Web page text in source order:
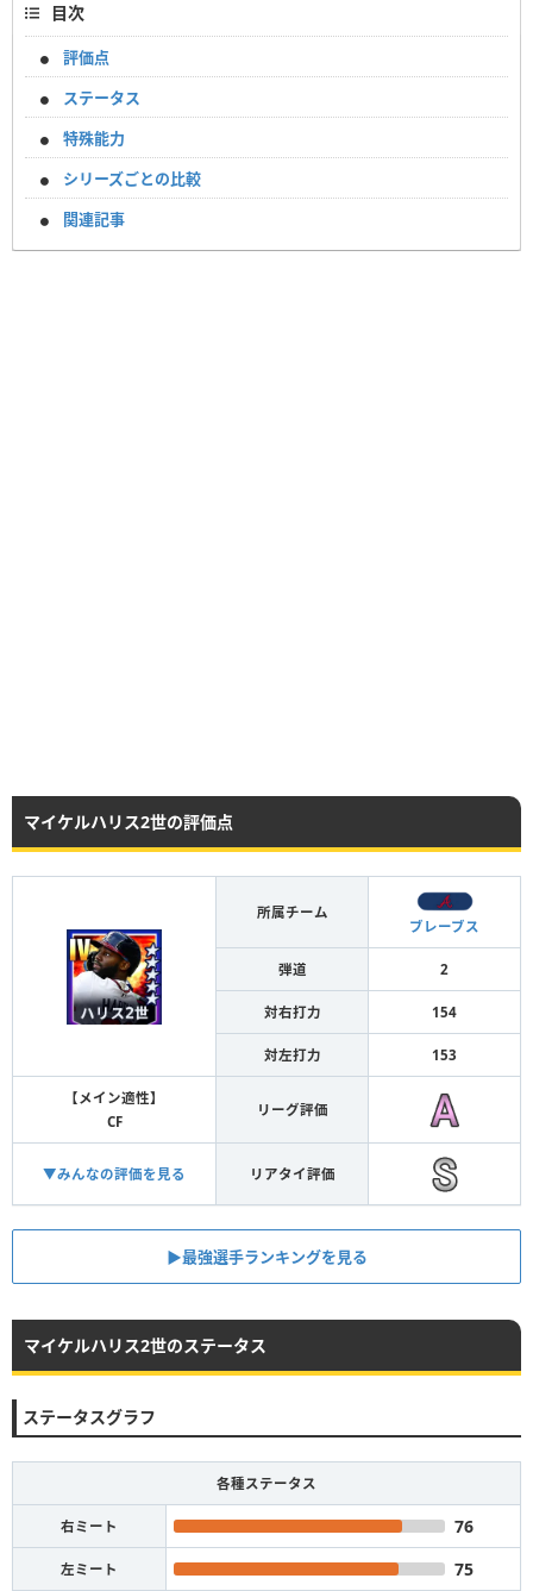
目次
評価点
ステータス
特殊能力
シリーズごとの比較
関連記事
マイケルハリス2世の評価点
所属チーム
ブレーブス
弾道 2
対右打力 154
対左打力 153
【メイン適性】
CF
リーグ評価
▼みんなの評価を見る リアタイ評価
▶︎最強選手ランキングを見る
マイケルハリス2世のステータス
ステータスグラフ
各種ステータス
右ミート 76
左ミート 75